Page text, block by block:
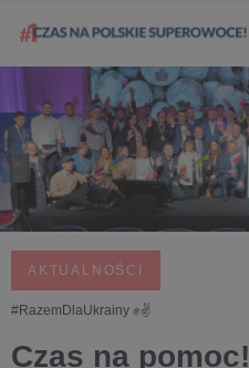
AKTUALNOŚCI
#RazemDlaUkrainy ✊️✌️
Czas na pomoc!